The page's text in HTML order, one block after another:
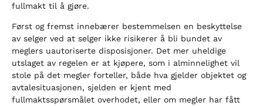
fullmakt til å gjøre.
Først og fremst innebærer bestemmelsen en beskyttelse
av selger ved at selger ikke risikerer å bli bundet av
meglers uautoriserte disposisjoner. Det mer uheldige
utslaget av regelen er at kjøpere, som i alminnelighet vil
stole på det megler forteller, både hva gjelder objektet og
avtalesituasjonen, sjelden er kjent med
fullmaktsspørsmålet overhodet, eller om megler har fått